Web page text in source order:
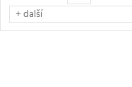
+ další